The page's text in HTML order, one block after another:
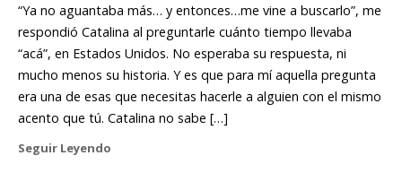
“Ya no aguantaba más… y entonces…me vine a buscarlo”, me
respondió Catalina al preguntarle cuánto tiempo llevaba
“acá”, en Estados Unidos. No esperaba su respuesta, ni
mucho menos su historia. Y es que para mí aquella pregunta
era una de esas que necesitas hacerle a alguien con el mismo
acento que tú. Catalina no sabe […]
Seguir Leyendo